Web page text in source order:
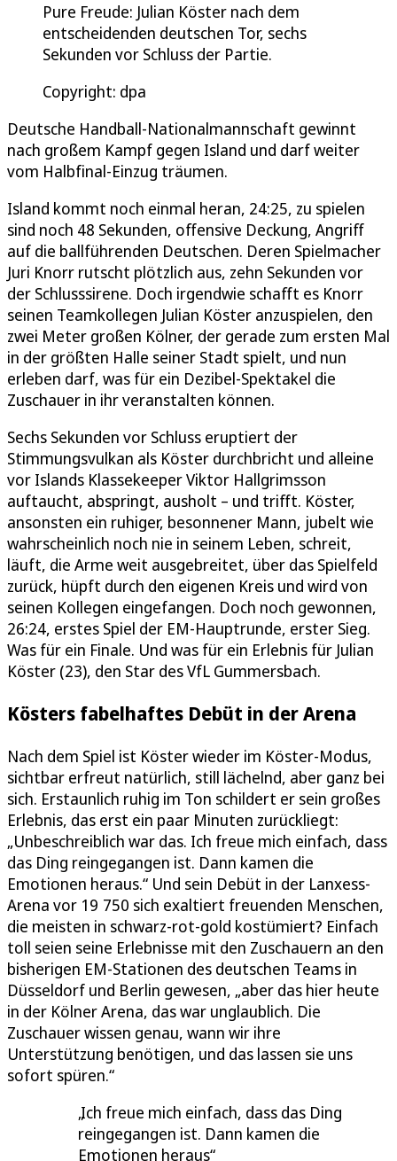
Pure Freude: Julian Köster nach dem
entscheidenden deutschen Tor, sechs
Sekunden vor Schluss der Partie.
Copyright: dpa
Deutsche Handball-Nationalmannschaft gewinnt
nach großem Kampf gegen Island und darf weiter
vom Halbfinal-Einzug träumen.
Island kommt noch einmal heran, 24:25, zu spielen
sind noch 48 Sekunden, offensive Deckung, Angriff
auf die ballführenden Deutschen. Deren Spielmacher
Juri Knorr rutscht plötzlich aus, zehn Sekunden vor
der Schlusssirene. Doch irgendwie schafft es Knorr
seinen Teamkollegen Julian Köster anzuspielen, den
zwei Meter großen Kölner, der gerade zum ersten Mal
in der größten Halle seiner Stadt spielt, und nun
erleben darf, was für ein Dezibel-Spektakel die
Zuschauer in ihr veranstalten können.
Sechs Sekunden vor Schluss eruptiert der
Stimmungsvulkan als Köster durchbricht und alleine
vor Islands Klassekeeper Viktor Hallgrimsson
auftaucht, abspringt, ausholt – und trifft. Köster,
ansonsten ein ruhiger, besonnener Mann, jubelt wie
wahrscheinlich noch nie in seinem Leben, schreit,
läuft, die Arme weit ausgebreitet, über das Spielfeld
zurück, hüpft durch den eigenen Kreis und wird von
seinen Kollegen eingefangen. Doch noch gewonnen,
26:24, erstes Spiel der EM-Hauptrunde, erster Sieg.
Was für ein Finale. Und was für ein Erlebnis für Julian
Köster (23), den Star des VfL Gummersbach.
Kösters fabelhaftes Debüt in der Arena
Nach dem Spiel ist Köster wieder im Köster-Modus,
sichtbar erfreut natürlich, still lächelnd, aber ganz bei
sich. Erstaunlich ruhig im Ton schildert er sein großes
Erlebnis, das erst ein paar Minuten zurückliegt:
„Unbeschreiblich war das. Ich freue mich einfach, dass
das Ding reingegangen ist. Dann kamen die
Emotionen heraus.“ Und sein Debüt in der Lanxess-
Arena vor 19 750 sich exaltiert freuenden Menschen,
die meisten in schwarz-rot-gold kostümiert? Einfach
toll seien seine Erlebnisse mit den Zuschauern an den
bisherigen EM-Stationen des deutschen Teams in
Düsseldorf und Berlin gewesen, „aber das hier heute
in der Kölner Arena, das war unglaublich. Die
Zuschauer wissen genau, wann wir ihre
Unterstützung benötigen, und das lassen sie uns
sofort spüren.“
Ich freue mich einfach, dass das Ding
reingegangen ist. Dann kamen die
Emotionen heraus